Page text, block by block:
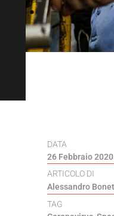
DATA
26 Febbraio 2020
ARTICOLO DI
Alessandro
TAG